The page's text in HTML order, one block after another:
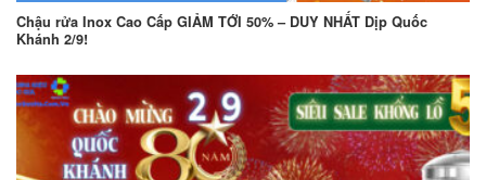
Chậu rửa Inox Cao Cấp GIẢM TỚI 50% – DUY NHẤT Dịp Quốc
Khánh 2/9!